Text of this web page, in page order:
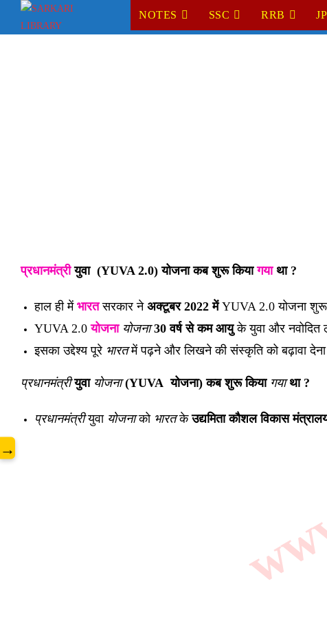
NOTES SSC RRB
प्रधानमंत्रीयुवा (YUVA 2.0) योजना कबशुरू कियागयाथा ?
हाल ही में भारतसरकार ने अक्टूबर 2022 मेंYUVA 2.0 योजना शुरू
YUVA 2.0योजना योजना 30 वर्ष से कम आयुके युवा और
इसका उद्देश्य पूरे भारतमें पढ़ने और लिखने की संस्कृति को बढ़ावा देना
प्रधानमंत्रीयुवा योजना (YUVA योजना) कबशुरू किया गयाथा ?
प्रधानमंत्रीयुवा योजनाको भारतकेउद्यमिता कौशल विकास
→